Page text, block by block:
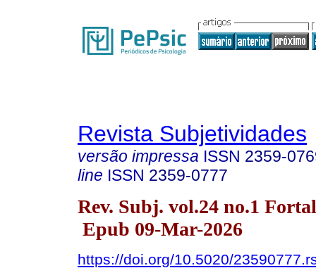
Revista Subjetividades
versão impressa ISSN 2359-
line ISSN 2359-0777
Rev. Subj. vol.24 no.1
Epub 09-Mar-2026
https://doi.org/10.5020/